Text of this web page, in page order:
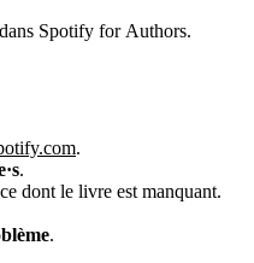
Spotify for Authors.
.
.
dont le livre est manquant.
.